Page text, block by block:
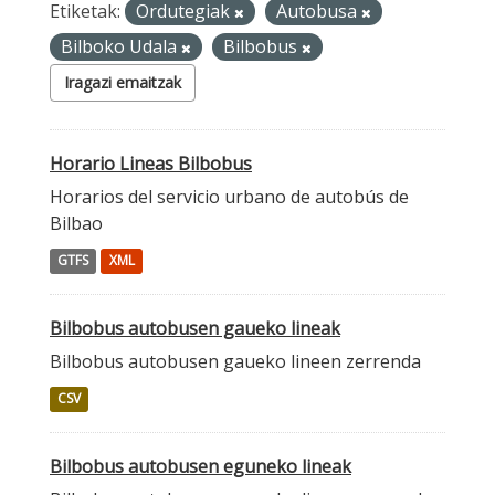
Etiketak: Ordutegiak
Autobusa
Bilboko Udala
Bilbobus
Iragazi emaitzak
Horario Lineas Bilbobus
Horarios del servicio urbano de autobús de
Bilbao
GTFS XML
Bilbobus autobusen gaueko lineak
Bilbobus autobusen gaueko lineen zerrenda
CSV
Bilbobus autobusen eguneko lineak